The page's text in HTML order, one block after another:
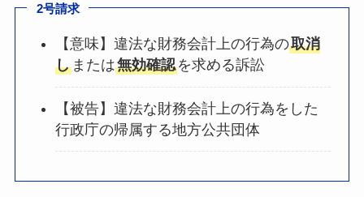
2号請求
【意味】違法な財務会計上の行為の取消
し または無効確認を求める訴訟
【被告】違法な財務会計上の行為をした
行政庁の帰属する地方公共団体